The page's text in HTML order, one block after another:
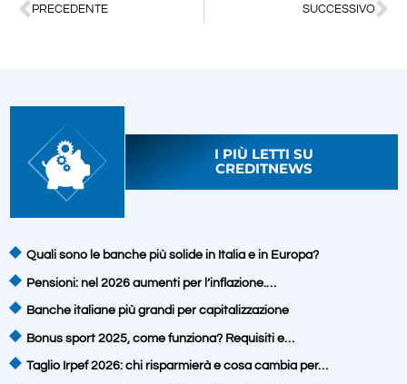
PRECEDENTE SUCCESSIVO
I PIÙ LETTI SU
CREDITNEWS
Quali sono le banche più solide in Italia e in Europa?
Pensioni: nel 2026 aumenti per l’inflazione.…
Banche italiane più grandi per capitalizzazione
Bonus sport 2025, come funziona? Requisiti e…
Taglio Irpef 2026: chi risparmierà e cosa cambia per…